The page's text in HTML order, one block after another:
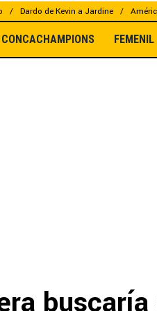
Dardo de Kevin a Jardine
CONCACHAMPIONS FEMENIL